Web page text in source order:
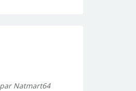
par Natmart64